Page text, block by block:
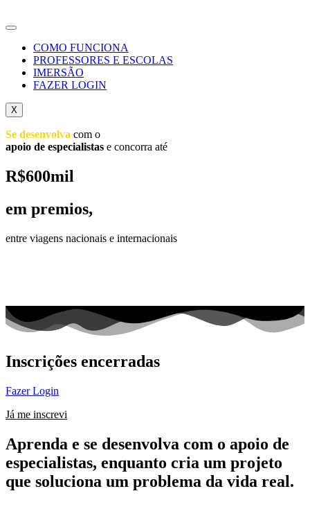
COMO FUNCIONA
PROFESSORES E ESCOLAS
IMERSÃO
FAZER LOGIN
X
Se desenvolva com o
apoio de especialistas e concorra até
R$600mil
em premios,
entre viagens nacionais e internacionais
Inscrições encerradas
Fazer Login
Já me inscrevi
Aprenda e se desenvolva com o apoio de
especialistas, enquanto cria um projeto
que soluciona um problema da vida real.